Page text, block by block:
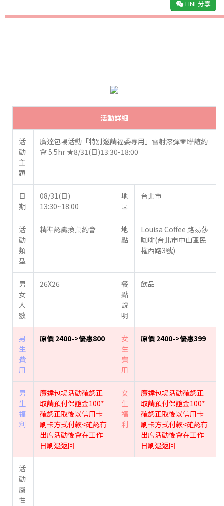
LINE分享
活動詳細
活
動
主
題
廣達包場活動「特別邀請福委專用」雷射漆彈💗聯誼約
會 5.5hr ★8/31(日)13:30-18:00
日
期
08/31(日)
13:30~18:00
地
區
台北市
活
動
類
型
精準認識換桌約會
地
點
Louisa Coffee 路易莎
咖啡(台北市中山區民
權西路3號)
男
女
人
數
26X26
餐
點
說
明
飲品
男
生
費
用
原價 2400->優惠800
女
生
費
用
原價 2400->優惠399
男
生
福
利
廣達包場活動確認正
取請預付保證金100*
確認正取後以信用卡
刷卡方式付款<確認有
出席活動後會在工作
日刷退返回
女
生
福
利
廣達包場活動確認正
取請預付保證金100*
確認正取後以信用卡
刷卡方式付款<確認有
出席活動後會在工作
日刷退返回
活
動
屬
性